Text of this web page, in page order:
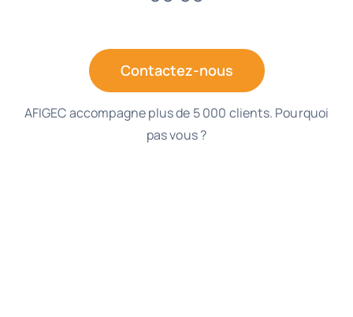
Contactez-nous
AFIGEC accompagne plus de 5 000 clients. Pourquoi
pas vous ?